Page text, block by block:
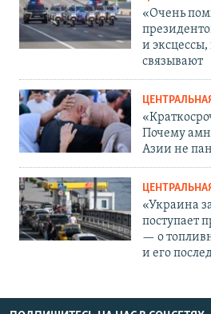
«Очень
и
связывают
Почему
Азии не
«Украина
поступает
— о
и его